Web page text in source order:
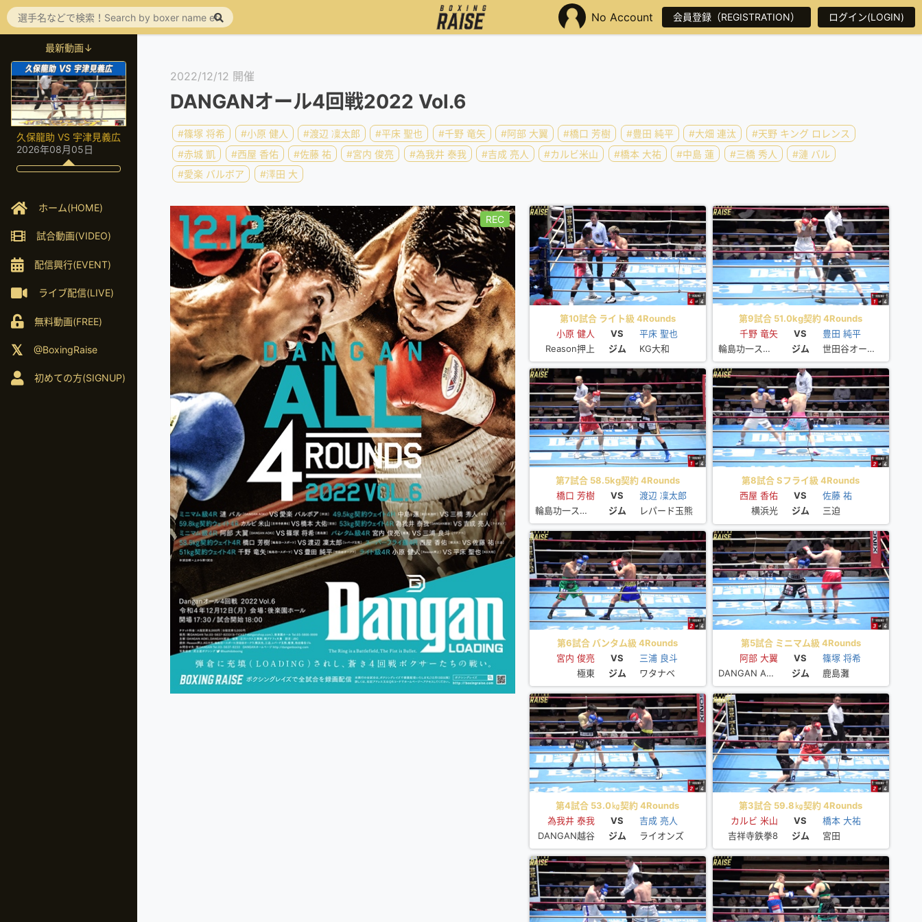
No Account 会員登録（REGISTRATION） ログイン(LOGIN)
最新動画↓
久保龍助 VS 宇津見義広
2026年08月05日
ホーム(HOME)
試合動画(VIDEO)
配信興行(EVENT)
ライブ配信(LIVE)
無料動画(FREE)
@BoxingRaise
初めての方(SIGNUP)
2022/12/12 開催
DANGANオール4回戦2022 Vol.6
#篠塚 将希 #小原 健人 #渡辺 凜太郎 #平床 聖也 #千野 竜矢 #阿部 大翼 #橋口 芳樹 #豊田 純平 #大畑 連汰
#天野 キング ロレンス
#赤城 凱
#西屋 香佑 #佐藤 祐 #宮内 俊亮 #為我井 泰我 #吉成 亮人 #カルビ米山 #橋本 大祐 #中島 蓮 #三橋 秀人
#漣 バル
#愛楽 バルボア
#澤田 大
REC
第10試合 ライト級 4Rounds
小原 健人
VS
平床 聖也
Reason押上
ジム KG大和
第9試合 51.0kg契約 4Rounds
千野 竜矢
VS
豊田 純平
輪島功一スポーツ
ジム 世田谷オークラ
第7試合 58.5kg契約 4Rounds
橋口 芳樹
VS
渡辺 凜太郎
輪島功一スポーツ
ジム レパード玉熊
第8試合 Sフライ級 4Rounds
西屋 香佑
VS
佐藤 祐
横浜光
ジム 三迫
第6試合 バンタム級 4Rounds
宮内 俊亮
VS
三浦 良斗
極東
ジム ワタナベ
第5試合 ミニマム級 4Rounds
阿部 大翼
VS
篠塚 将希
DANGAN AOKI
ジム 鹿島灘
第4試合 53.0㎏契約 4Rounds
為我井 泰我
VS
吉成 亮人
DANGAN越谷
ジム ライオンズ
第3試合 59.8㎏契約 4Rounds
カルビ 米山
VS
橋本 大祐
吉祥寺鉄拳8
ジム 宮田